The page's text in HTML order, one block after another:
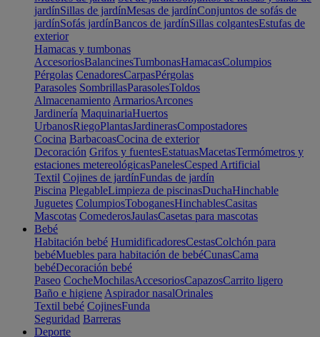
jardínSillas de jardínMesas de jardínConjuntos de sofás de
jardínSofás jardínBancos de jardínSillas colgantesEstufas de
exterior
Hamacas y tumbonas
AccesoriosBalancinesTumbonasHamacasColumpios
Pérgolas CenadoresCarpasPérgolas
Parasoles SombrillasParasolesToldos
Almacenamiento ArmariosArcones
Jardinería MaquinariaHuertos
UrbanosRiegoPlantasJardinerasCompostadores
Cocina BarbacoasCocina de exterior
Decoración Grifos y fuentesEstatuasMacetasTermómetros y
estaciones metereológicasPanelesCesped Artificial
Textil Cojines de jardínFundas de jardín
Piscina PlegableLimpieza de piscinasDuchaHinchable
Juguetes ColumpiosToboganesHinchablesCasitas
Mascotas ComederosJaulasCasetas para mascotas
Bebé
Habitación bebé HumidificadoresCestasColchón para
bebéMuebles para habitación de bebéCunasCama
bebéDecoración bebé
Paseo CocheMochilasAccesoriosCapazosCarrito ligero
Baño e higiene Aspirador nasalOrinales
Textil bebé CojinesFunda
Seguridad Barreras
Deporte